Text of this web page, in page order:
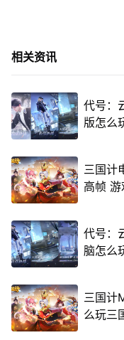
相关资讯
代号：
版怎么
三国计
高帧
代号：
脑怎么
三国计
么玩三